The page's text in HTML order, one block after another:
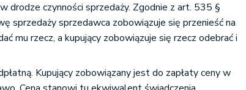
drodze czynności sprzedaży. Zgodnie z art. 535 §
sprzedaży sprzedawca zobowiązuje się przenieść na
mu rzecz, a kupujący zobowiązuje się rzecz odebrać i
Kupujący zobowiązany jest do zapłaty ceny w